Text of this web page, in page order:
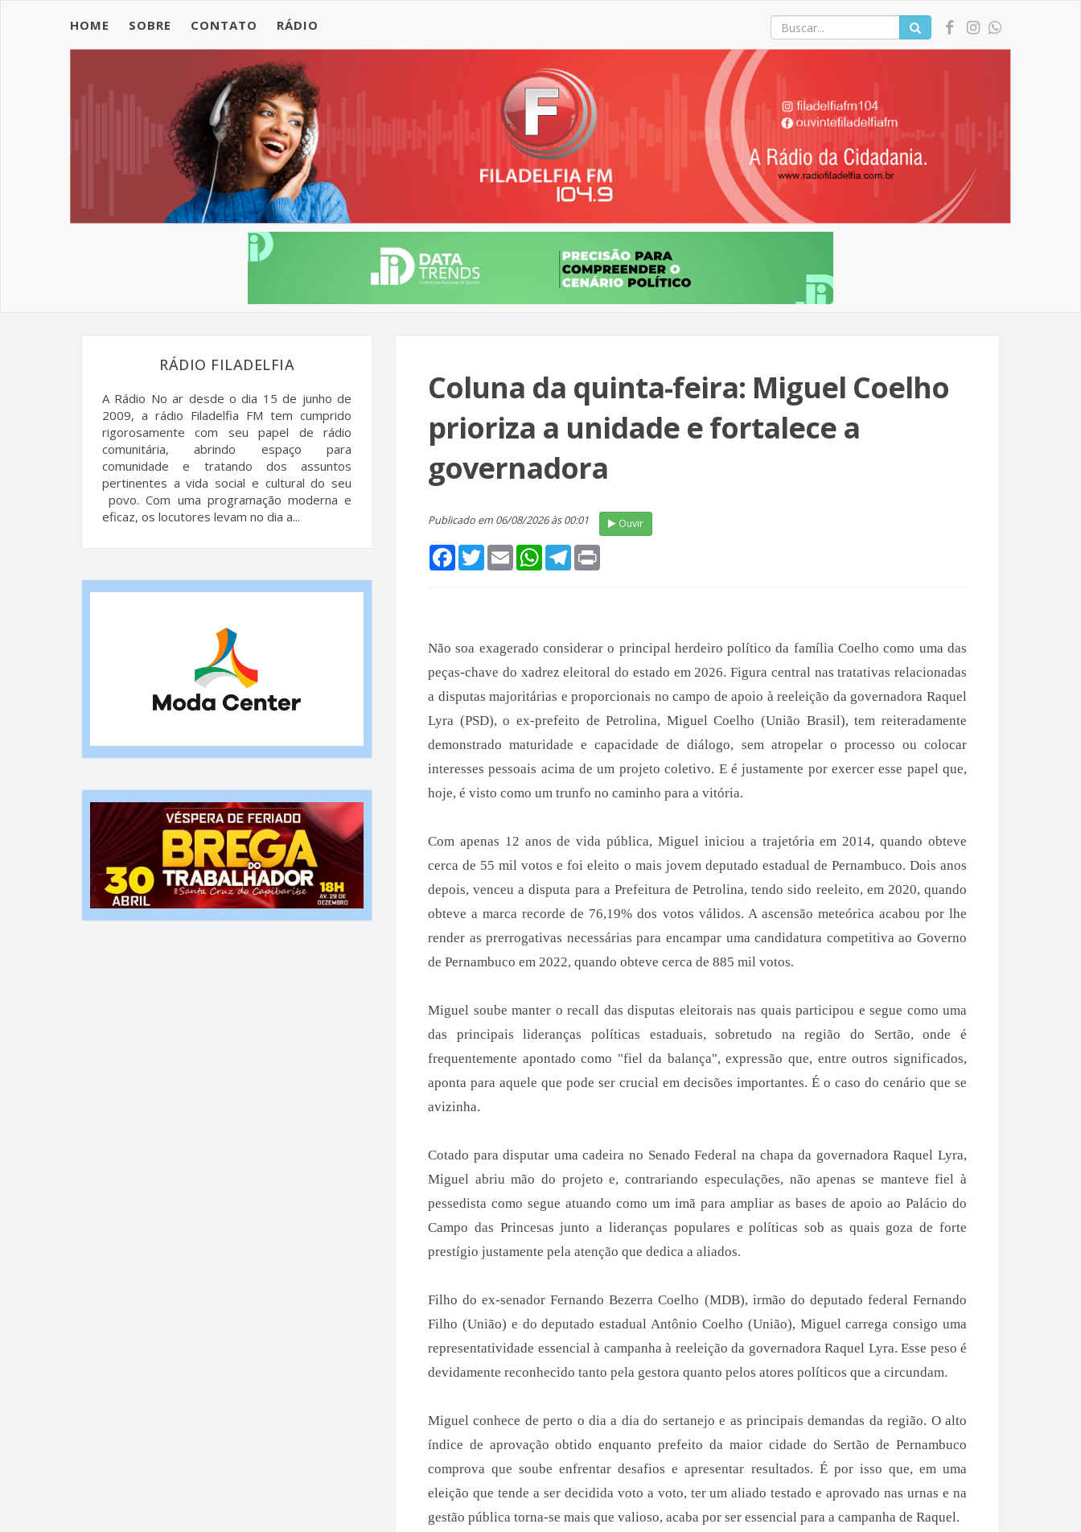
HOME SOBRE CONTATO RÁDIO
RÁDIO FILADELFIA
A Rádio No ar desde o dia 15 de junho de
2009, a rádio Filadelfia FM tem cumprido
rigorosamente com seu papel de rádio
comunitária, abrindo espaço para
comunidade e tratando dos assuntos
pertinentes a vida social e cultural do seu
povo. Com uma programação moderna e
eficaz, os locutores levam no dia a...
Coluna da quinta-feira: Miguel Coelho
prioriza a unidade e fortalece a
governadora
Publicado em 06/08/2026 às 00:01 Ouvir
FacebookTwitterEmail WhatsApp
Telegram
Não soa exagerado considerar o principal herdeiro político da família Coelho como uma das
peças-chave do xadrez eleitoral do estado em 2026. Figura central nas tratativas relacionadas
a disputas majoritárias e proporcionais no campo de apoio à reeleição da governadora Raquel
Lyra (PSD), o ex-prefeito de Petrolina, Miguel Coelho (União Brasil), tem reiteradamente
demonstrado maturidade e capacidade de diálogo, sem atropelar o processo ou colocar
interesses pessoais acima de um projeto coletivo. E é justamente por exercer esse papel que,
hoje, é visto como um trunfo no caminho para a vitória.
Com apenas 12 anos de vida pública, Miguel iniciou a trajetória em 2014, quando obteve
cerca de 55 mil votos e foi eleito o mais jovem deputado estadual de Pernambuco. Dois anos
depois, venceu a disputa para a Prefeitura de Petrolina, tendo sido reeleito, em 2020, quando
obteve a marca recorde de 76,19% dos votos válidos. A ascensão meteórica acabou por lhe
render as prerrogativas necessárias para encampar uma candidatura competitiva ao Governo
de Pernambuco em 2022, quando obteve cerca de 885 mil votos.
Miguel soube manter o recall das disputas eleitorais nas quais participou e segue como uma
das principais lideranças políticas estaduais, sobretudo na região do Sertão, onde é
frequentemente apontado como "fiel da balança", expressão que, entre outros significados,
aponta para aquele que pode ser crucial em decisões importantes. É o caso do cenário que se
avizinha.
Cotado para disputar uma cadeira no Senado Federal na chapa da governadora Raquel Lyra,
Miguel abriu mão do projeto e, contrariando especulações, não apenas se manteve fiel à
pessedista como segue atuando como um imã para ampliar as bases de apoio ao Palácio do
Campo das Princesas junto a lideranças populares e políticas sob as quais goza de forte
prestígio justamente pela atenção que dedica a aliados.
Filho do ex-senador Fernando Bezerra Coelho (MDB), irmão do deputado federal Fernando
Filho (União) e do deputado estadual Antônio Coelho (União), Miguel carrega consigo uma
representatividade essencial à campanha à reeleição da governadora Raquel Lyra. Esse peso é
devidamente reconhecido tanto pela gestora quanto pelos atores políticos que a circundam.
Miguel conhece de perto o dia a dia do sertanejo e as principais demandas da região. O alto
índice de aprovação obtido enquanto prefeito da maior cidade do Sertão de Pernambuco
comprova que soube enfrentar desafios e apresentar resultados. É por isso que, em uma
eleição que tende a ser decidida voto a voto, ter um aliado testado e aprovado nas urnas e na
gestão pública torna-se mais que valioso, acaba por ser essencial para a campanha de Raquel.